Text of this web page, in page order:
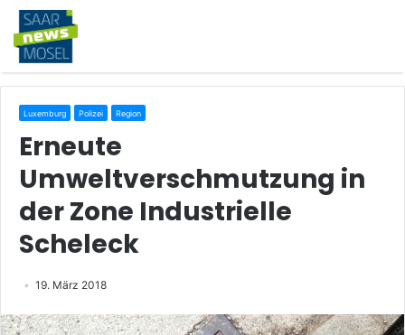
Luxemburg Polizei Region
Erneute
Umweltverschmutzung in
der Zone Industrielle
Scheleck
19. März 2018